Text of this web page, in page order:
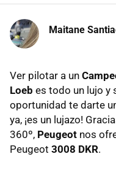
Maitane
Ver pilotar a un
Loeb es todo un lujo y
oportunidad te darte
ya, ¡es un lujazo!
360º, Peugeot nos
Peugeot 3008 DKR.